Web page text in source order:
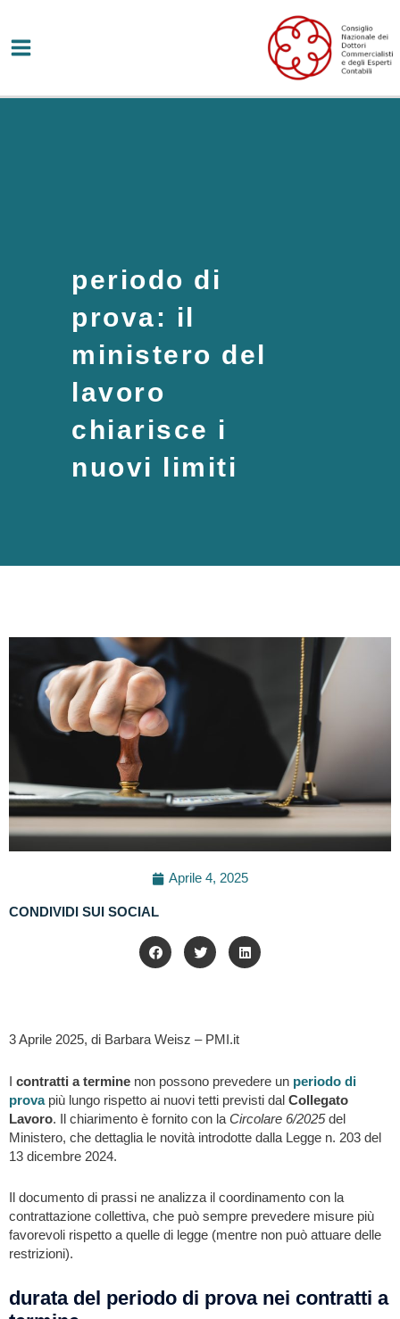
contenuto
periodo di
prova: il
ministero del
lavoro
chiarisce i
nuovi limiti
Aprile 4, 2025
CONDIVIDI SUI SOCIAL
3 Aprile 2025, di Barbara Weisz – PMI.it
contratti a termine non possono prevedere un periodo di
provapiù lungo rispetto ai nuovi tetti previsti dal Collegato
Lavoro. Il chiarimento è fornito con la Circolare 6/2025del
Ministero, che dettaglia le novità introdotte dalla Legge n. 203 del
13 dicembre 2024.
Il documento di prassi ne analizza il coordinamento con la
contrattazione collettiva, che può sempre prevedere misure più
favorevoli rispetto a quelle di legge (mentre non può attuare delle
restrizioni).
durata del periodo di prova nei contratti a